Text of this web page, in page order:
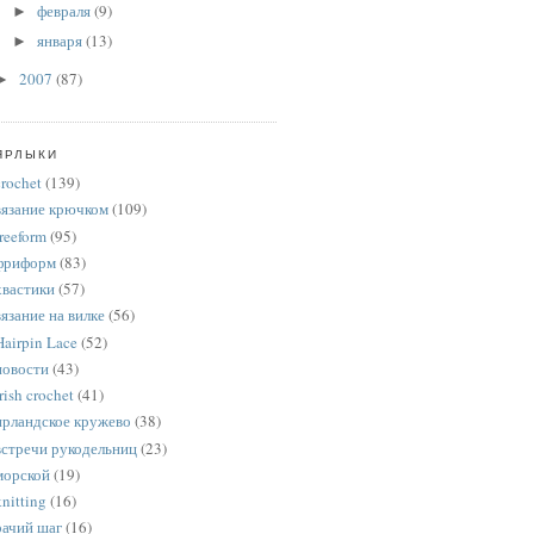
►февраля(9)
►января(13)
2007 (87)
(139)
крючком(109)
(95)
(83)
(57)
на вилке(56)
Lace (52)
(43)
crochet(41)
кружево (38)
рукодельниц(23)
(19)
(16)
шаг(16)